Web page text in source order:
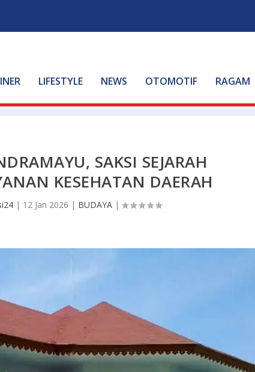
LIFESTYLE NEWS OTOMOTIF RAGAM
SAKSI SEJARAH
KESEHATAN DAERAH
| 12 Jan 2026 | BUDAYA|